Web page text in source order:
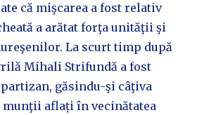
că mişcarea a fost relativ
a arătat forţa unităţii şi
La scurt timp după
Mihali Strifundă a fost
găsindu-şi câţiva
aflați în vecinătatea